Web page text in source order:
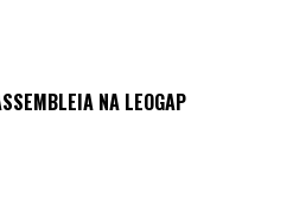
NA LEOGAP